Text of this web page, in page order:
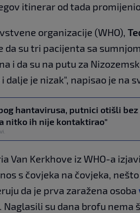
itinerar od tada
organizacije (WHO),
da su tri pacijenta sa
i da su na putu za
dalje je nizak", napisao je na
hantavirusa, putnici otišli
nitko ih nije kontaktirao"
Van Kerkhove iz WHO-a
s čovjeka na čovjeka,
da je prva zaražena osoba
. Naglasili su dana brofu nema